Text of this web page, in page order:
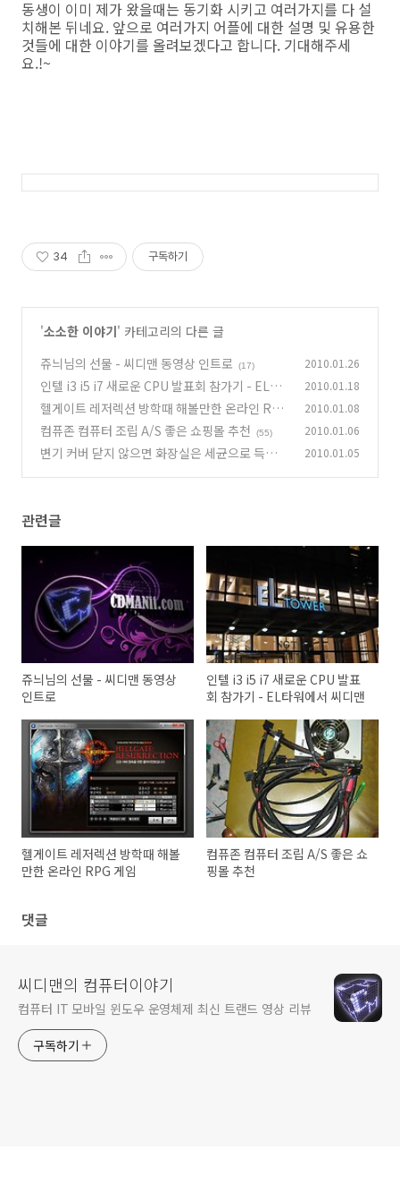
동생이 이미 제가 왔을때는 동기화 시키고 여러가지를 다 설
치해본 뒤네요. 앞으로 여러가지 어플에 대한 설명 및 유용한
것들에 대한 이야기를 올려보겠다고 합니다. 기대해주세
요.!~
34 구독하기
'소소한 이야기' 카테고리의 다른 글
쥬늬님의 선물 - 씨디맨 동영상 인트로
(17) 2010.01.26
인텔 i3 i5 i7 새로운 CPU 발표회 참가기 - EL타
워에서 씨디맨
(37)
2010.01.18
헬게이트 레저렉션 방학때 해볼만한 온라인 RPG
게임
(7)
2010.01.08
컴퓨존 컴퓨터 조립 A/S 좋은 쇼핑몰 추천 (55) 2010.01.06
변기 커버 닫지 않으면 화장실은 세균으로 득실 2010.01.05
관련글
쥬늬님의 선물 - 씨디맨 동영상
인트로
인텔 i3 i5 i7 새로운 CPU 발표
회 참가기 - EL타워에서 씨디맨
헬게이트 레저렉션 방학때 해볼
만한 온라인 RPG 게임
컴퓨존 컴퓨터 조립 A/S 좋은 쇼
핑몰 추천
댓글
씨디맨의 컴퓨터이야기
컴퓨터 IT 모바일 윈도우 운영체제 최신 트랜드 영상 리뷰
구독하기